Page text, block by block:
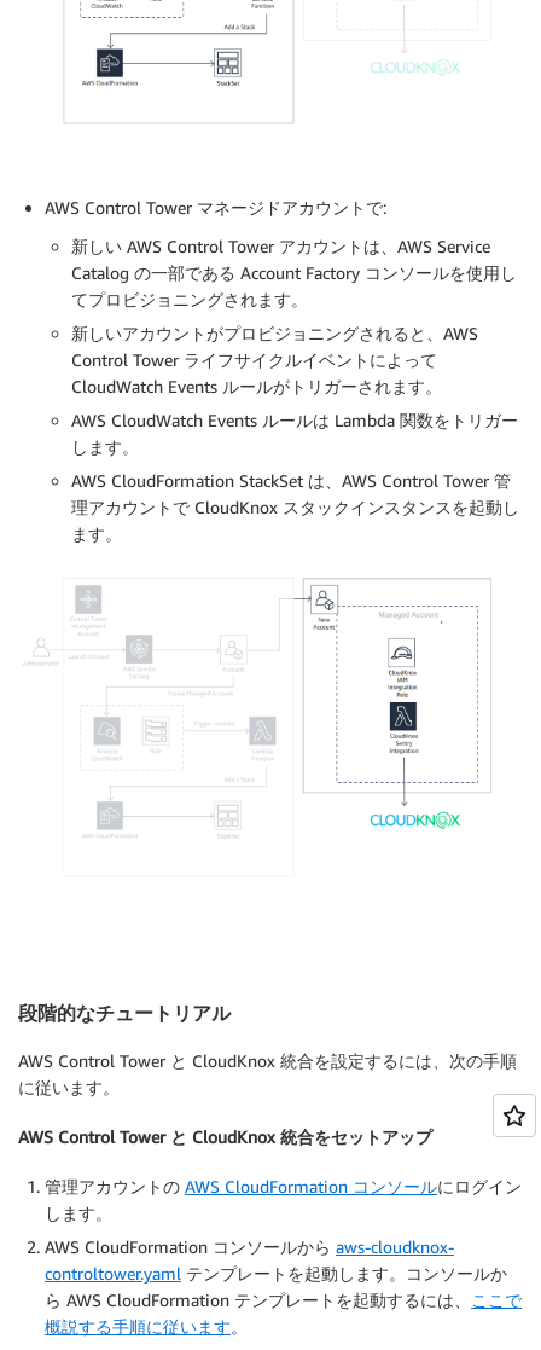
AWS Control Tower マネージドアカウントで:
新しい AWS Control Tower アカウントは、AWS Service
Catalog の一部である Account Factory コンソールを使用し
てプロビジョニングされます。
新しいアカウントがプロビジョニングされると、AWS
Control Tower ライフサイクルイベントによって
CloudWatch Events ルールがトリガーされます。
AWS CloudWatch Events ルールは Lambda 関数をトリガー
します。
AWS CloudFormation StackSet は、AWS Control Tower 管
理アカウントで CloudKnox スタックインスタンスを起動し
ます。
段階的なチュートリアル
AWS Control Tower と CloudKnox 統合を設定するには、次の手順
に従います。
AWS Control Tower と CloudKnox 統合をセットアップ
管理アカウントの AWS CloudFormation コンソールにログイン
します。
AWS CloudFormation コンソールから aws-cloudknox-
controltower.yaml テンプレートを起動します。コンソールか
ら AWS CloudFormation テンプレートを起動するには、
ここで
概説する手順に従います。